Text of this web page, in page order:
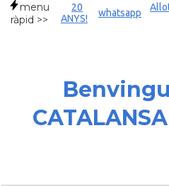
menu
ràpid >>
20
ANYS!
whatsapp